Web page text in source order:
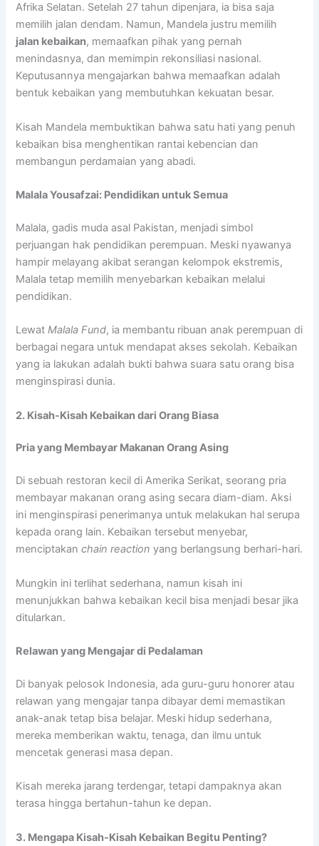
Afrika Selatan. Setelah 27 tahun dipenjara, ia bisa saja
memilih jalan dendam. Namun, Mandela justru memilih
jalan kebaikan, memaafkan pihak yang pernah
menindasnya, dan memimpin rekonsiliasi nasional.
Keputusannya mengajarkan bahwa memaafkan adalah
bentuk kebaikan yang membutuhkan kekuatan besar.
Kisah Mandela membuktikan bahwa satu hati yang penuh
kebaikan bisa menghentikan rantai kebencian dan
membangun perdamaian yang abadi.
Malala Yousafzai: Pendidikan untuk Semua
Malala, gadis muda asal Pakistan, menjadi simbol
perjuangan hak pendidikan perempuan. Meski nyawanya
hampir melayang akibat serangan kelompok ekstremis,
Malala tetap memilih menyebarkan kebaikan melalui
pendidikan.
LewatMalala Fund, ia membantu ribuan anak perempuan di
berbagai negara untuk mendapat akses sekolah. Kebaikan
yang ia lakukan adalah bukti bahwa suara satu orang bisa
menginspirasi dunia.
2. Kisah-Kisah Kebaikan dari Orang Biasa
Pria yang Membayar Makanan Orang Asing
Di sebuah restoran kecil di Amerika Serikat, seorang pria
membayar makanan orang asing secara diam-diam. Aksi
ini menginspirasi penerimanya untuk melakukan hal serupa
kepada orang lain. Kebaikan tersebut menyebar,
menciptakanchain reaction yang berlangsung berhari-hari.
Mungkin ini terlihat sederhana, namun kisah ini
menunjukkan bahwa kebaikan kecil bisa menjadi besar jika
ditularkan.
Relawan yang Mengajar di Pedalaman
Di banyak pelosok Indonesia, ada guru-guru honorer atau
relawan yang mengajar tanpa dibayar demi memastikan
anak-anak tetap bisa belajar. Meski hidup sederhana,
mereka memberikan waktu, tenaga, dan ilmu untuk
mencetak generasi masa depan.
Kisah mereka jarang terdengar, tetapi dampaknya akan
terasa hingga bertahun-tahun ke depan.
3. Mengapa Kisah-Kisah Kebaikan Begitu Penting?